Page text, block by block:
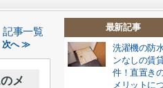
記事一覧
次へ ≫
メ
最新記事
洗濯機の防
ンなしの賃
件！直置き
メリットに